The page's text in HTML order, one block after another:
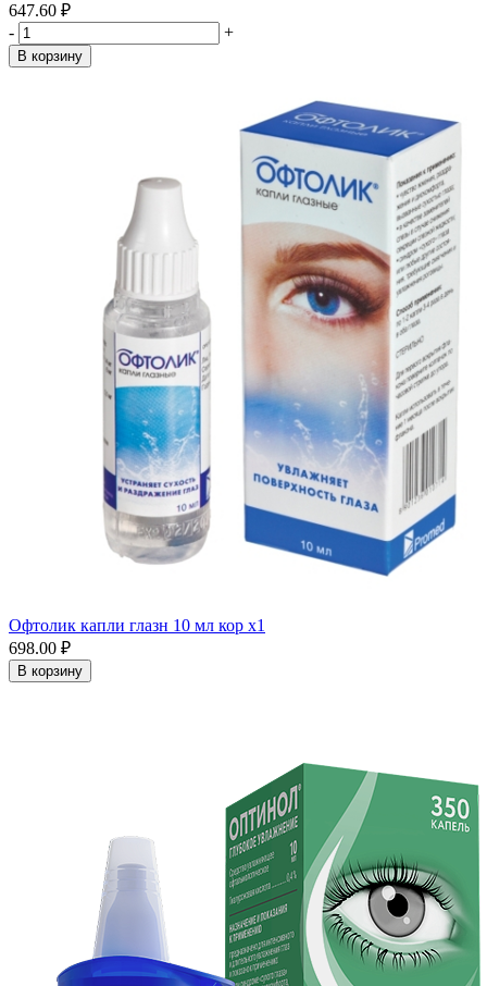
647.60 ₽
-
+
В корзину
Офтолик капли глазн 10 мл кор x1
698.00 ₽
В корзину